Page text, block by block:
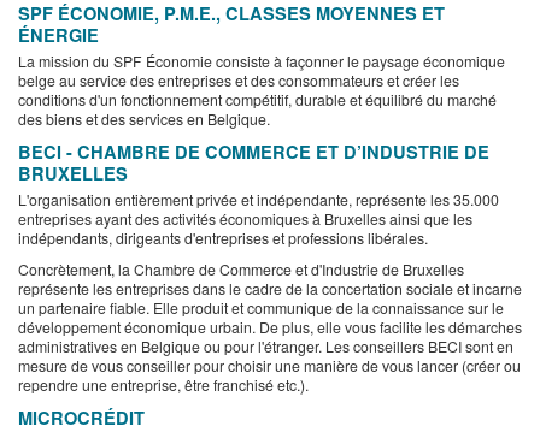
SPF ÉCONOMIE, P.M.E., CLASSES MOYENNES ET
ÉNERGIE
La mission du SPF Économie consiste à façonner le paysage économique
belge au service des entreprises et des consommateurs et créer les
conditions d'un fonctionnement compétitif, durable et équilibré du marché
des biens et des services en Belgique.
BECI - CHAMBRE DE COMMERCE ET D’INDUSTRIE DE
BRUXELLES
L'organisation entièrement privée et indépendante, représente les 35.000
entreprises ayant des activités économiques à Bruxelles ainsi que les
indépendants, dirigeants d'entreprises et professions libérales.
Concrètement, la Chambre de Commerce et d'Industrie de Bruxelles
représente les entreprises dans le cadre de la concertation sociale et incarne
un partenaire fiable. Elle produit et communique de la connaissance sur le
développement économique urbain. De plus, elle vous facilite les démarches
administratives en Belgique ou pour l'étranger. Les conseillers BECI sont en
mesure de vous conseiller pour choisir une manière de vous lancer (créer ou
rependre une entreprise, être franchisé etc.).
MICROCRÉDIT